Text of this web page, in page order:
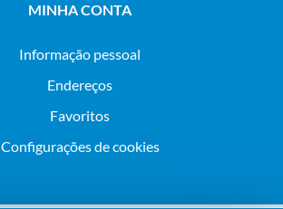
MINHA CONTA
Informação pessoal
Endereços
Favoritos
Configurações de cookies